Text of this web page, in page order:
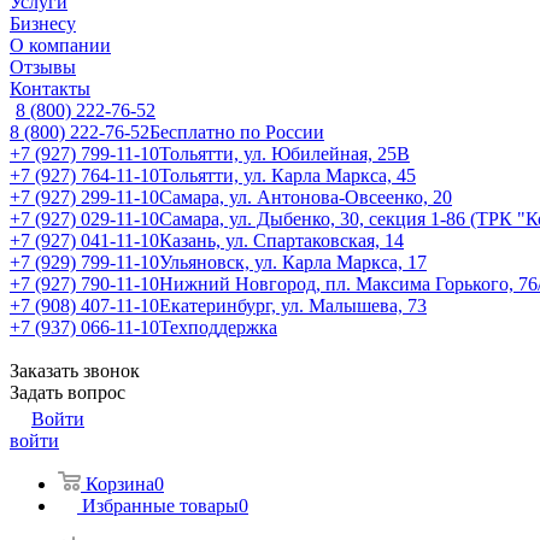
Бизнесу
О компании
Отзывы
Контакты
8 (800) 222-76-52
8 (800) 222-76-52Бесплатно по России
+7 (927) 799-11-10Тольятти, ул. Юбилейная, 25В
+7 (927) 764-11-10Тольятти, ул. Карла Маркса, 45
+7 (927) 299-11-10Самара, ул. Антонова-Овсеенко, 20
+7 (927) 029-11-10Самара, ул. Дыбенко, 30, секция 1-86 (ТРК
+7 (927) 041-11-10Казань, ул. Спартаковская, 14
+7 (929) 799-11-10Ульяновск, ул. Карла Маркса, 17
+7 (927) 790-11-10Нижний Новгород, пл. Максима Горького,
+7 (908) 407-11-10Екатеринбург, ул. Малышева, 73
+7 (937) 066-11-10Техподдержка
Заказать звонок
Задать вопрос
Войти
войти
Корзина0
Избранные товары0